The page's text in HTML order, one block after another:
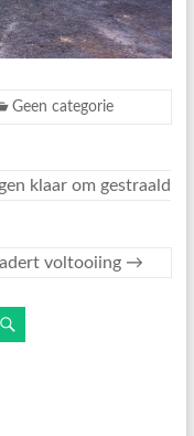
Geen categorie
klaar om gestraald
voltooiing →